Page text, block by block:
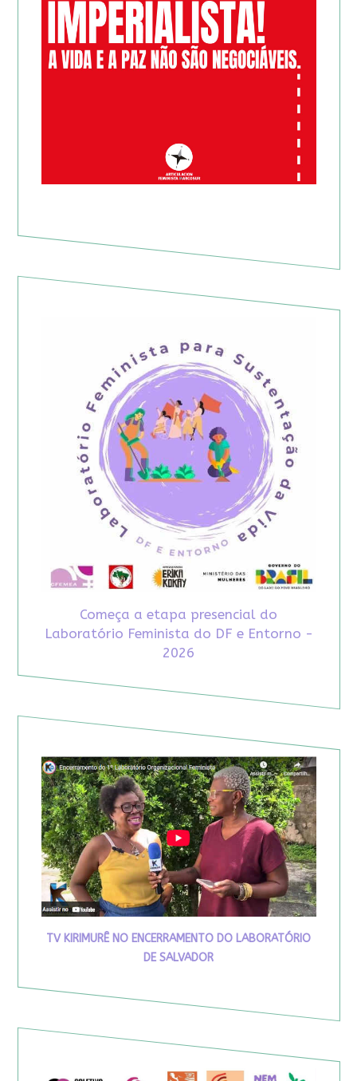
Começa a etapa presencial do
Laboratório Feminista do DF e Entorno -
2026
TV KIRIMURÊ NO ENCERRAMENTO DO LABORATÓRIO
DE SALVADOR